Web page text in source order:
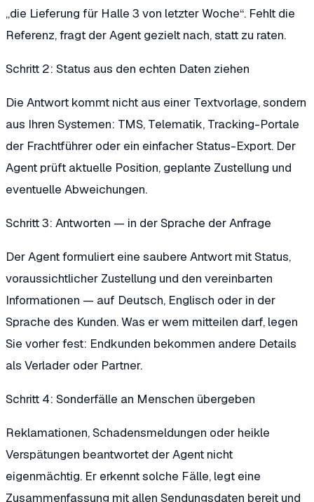
„die Lieferung für Halle 3 von letzter Woche“. Fehlt die
Referenz, fragt der Agent gezielt nach, statt zu raten.
Schritt 2: Status aus den echten Daten ziehen
Die Antwort kommt nicht aus einer Textvorlage, sondern
aus Ihren Systemen: TMS, Telematik, Tracking-Portale
der Frachtführer oder ein einfacher Status-Export. Der
Agent prüft aktuelle Position, geplante Zustellung und
eventuelle Abweichungen.
Schritt 3: Antworten — in der Sprache der Anfrage
Der Agent formuliert eine saubere Antwort mit Status,
voraussichtlicher Zustellung und den vereinbarten
Informationen — auf Deutsch, Englisch oder in der
Sprache des Kunden. Was er wem mitteilen darf, legen
Sie vorher fest: Endkunden bekommen andere Details
als Verlader oder Partner.
Schritt 4: Sonderfälle an Menschen übergeben
Reklamationen, Schadensmeldungen oder heikle
Verspätungen beantwortet der Agent nicht
eigenmächtig. Er erkennt solche Fälle, legt eine
Zusammenfassung mit allen Sendungsdaten bereit und